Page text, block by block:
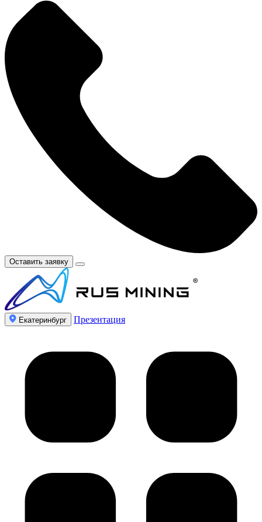
Оставить заявку
Екатеринбург Презентация